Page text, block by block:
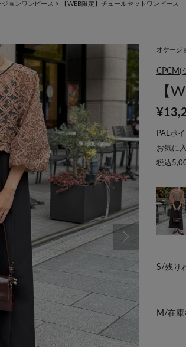
ジョンワンピース > 【WEB限定】チュールセットワンピース
オケージ
CPCM(
【
¥
PALポ
お気に
税込
S/残り
M/在庫